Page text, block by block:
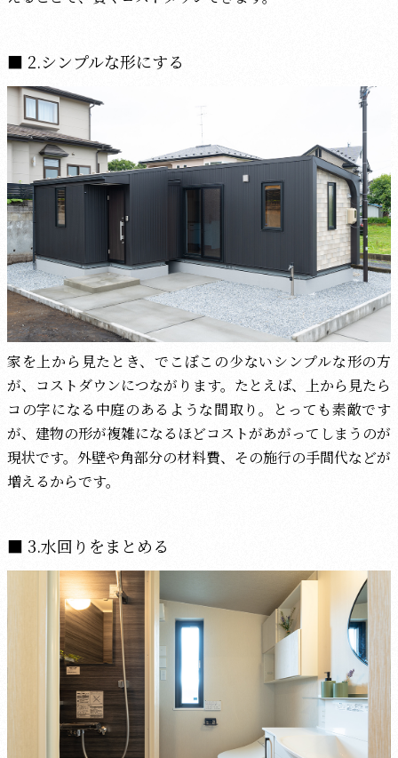
2.シンプルな形にする
家を上から見たとき、でこぼこの少ないシンプルな形の方
が、コストダウンにつながります。たとえば、上から見たら
コの字になる中庭のあるような間取り。とっても素敵です
が、建物の形が複雑になるほどコストがあがってしまうのが
現状です。外壁や角部分の材料費、その施行の手間代などが
増えるからです。
3.水回りをまとめる